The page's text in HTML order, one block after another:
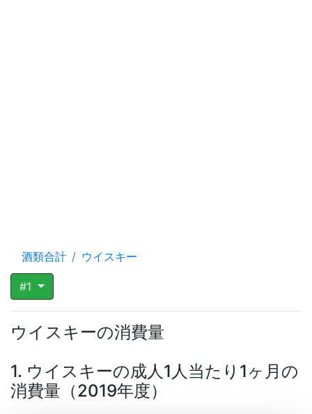
酒類合計 ウイスキー
#1
ウイスキーの消費量
1. ウイスキーの成人1人当たり1ヶ月の
消費量（2019年度）